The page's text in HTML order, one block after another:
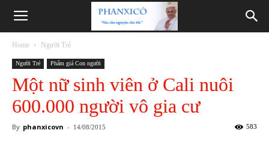
Phanxicô
Home Người Trẻ
Người Trẻ Phẩm giá Con người
Một nữ sinh viên ở Cali nuôi
600.000 người vô gia cư
By phanxicovn - 14/08/2015 583